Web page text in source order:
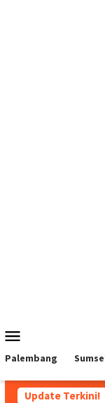
Mobile
Palembang
Update Terkini!
Diatas